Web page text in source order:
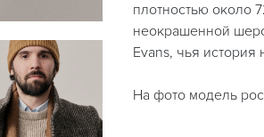
плотностью около
неокрашенной
Evans, чья история
На фото модель